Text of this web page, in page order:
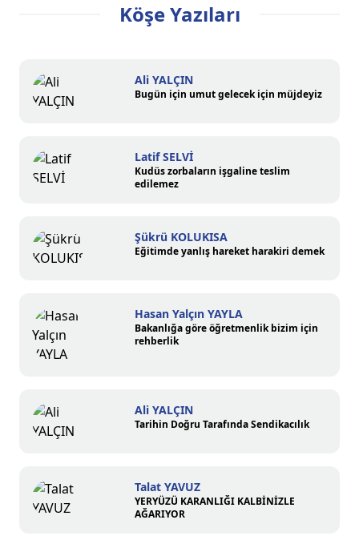
Köşe Yazıları
Ali YALÇIN
Bugün için umut gelecek için müjdeyiz
Latif SELVİ
Kudüs zorbaların işgaline teslim
edilemez
Şükrü KOLUKISA
Eğitimde yanlış hareket harakiri demek
Hasan Yalçın YAYLA
Bakanlığa göre öğretmenlik bizim için
rehberlik
Ali YALÇIN
Tarihin Doğru Tarafında Sendikacılık
Talat YAVUZ
YERYÜZÜ KARANLIĞI KALBİNİZLE
AĞARIYOR